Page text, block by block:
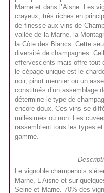
Marne et dans l’Aisne. Les
crayeux, très riches en
de finesse aux vins de
vallée de la Marne, la
la Côte des Blancs. Cette
diversité de champagnes.
effervescents mais offre tout
le cépage unique est le
noir, pinot meunier ou un
constitués d’un assemblage
détermine le type de
encore doux. Ces vins se
millésimés ou non. Les
rassemblent tous les types
gamme.
Le vignoble champenois
Marne, L’Aisne et sur
Seine-et-Marne. 70% des